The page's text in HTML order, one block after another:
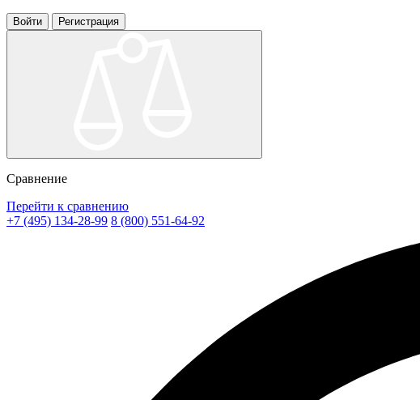
Войти Регистрация
Сравнение
Перейти к сравнению
+7 (495) 134-28-99 8 (800) 551-64-92